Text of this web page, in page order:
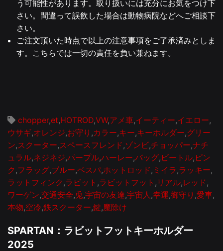
う可能性があります。取り扱いには充分にお気をつけ下
さい。間違って誤飲した場合は動物病院などへご相談下
さい。
ご注文頂いた時点で以上の注意事項をご了承済みとしま
す。こちらでは一切の責任を負い兼ねます。
chopper,et,HOTROD,VW,アメ車,イーティー,イエロー,
ウサギ,オレンジ,お守り ,カラー,キー,キーホルダー,グリー
ン,スクーター,スペースフレンド ,ゾンビ,チョッパー,ナチ
ュラル,ネジネジ,パープル,ハーレー,バッグ, ビートル, ピン
ク ,フラッグ,ブルー,ベスパ,ホットロッド , ミイラ ,ラッキー,
ラットフィンク ,ラビット ,ラビットフット , リアル,レッド ,
ワーゲン,交通安全,兎,宇宙の友達,宇宙人 ,幸運,御守り ,愛車,
本物,空冷,鉄スクーター,鍵,魔除け
SPARTAN：ラビットフットキーホルダー
2025